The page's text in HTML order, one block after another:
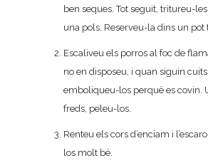
ben seques. Tot seguit, tritureu-
una pols. Reserveu-la dins un pot
Escaliveu els porros al foc de
no en disposeu, i quan siguin cuits,
emboliqueu-los perquè es covin.
freds, peleu-los.
Renteu els cors d’enciam i
los molt bé.